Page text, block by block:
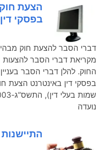
הצעת
בפסקי
דברי הסבר להצעת חוק
מקריאת דברי הסבר להצעות
החוק. להלן דברי הסבר
בפסקי דין
נועדה